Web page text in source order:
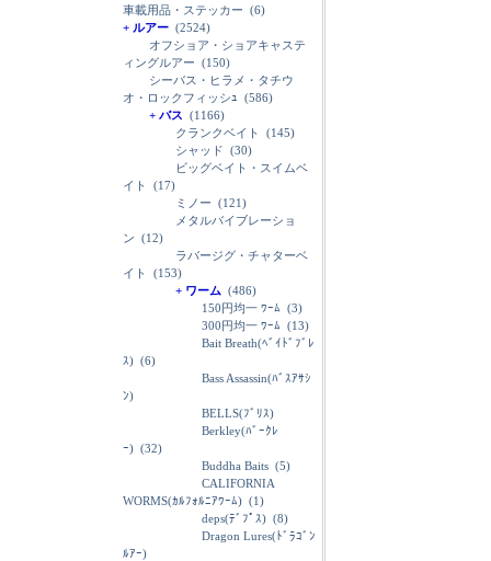
車載用品・ステッカー (6)
+ ルアー (2524)
オフショア・ショアキャステ
ィングルアー (150)
シーバス・ヒラメ・タチウ
オ・ロックフィッシｭ (586)
+ バス (1166)
クランクベイト
(145)
シャッド (30)
ビッグベイト・スイムベ
イト
(17)
ミノー (121)
メタルバイブレーショ
ン (12)
ラバージグ・チャターベ
イト
(153)
+ ワーム (486)
150円均一 ﾜｰﾑ (3)
300円均一 ﾜｰﾑ (13)
Bait Breath(ﾍﾞｲﾄﾞﾌﾞﾚ
ｽ) (6)
Bass Assassin(ﾊﾞｽｱｻｼ
ﾝ)
BELLS(ﾌﾞﾘｽ)
Berkley(ﾊﾞｰｸﾚ
ｰ) (32)
Buddha Baits (5)
CALIFORNIA
WORMS(ｶﾙﾌｫﾙﾆｱﾜｰﾑ) (1)
deps(ﾃﾞﾌﾟｽ) (8)
Dragon Lures(ﾄﾞﾗｺﾞﾝ
ﾙｱｰ)